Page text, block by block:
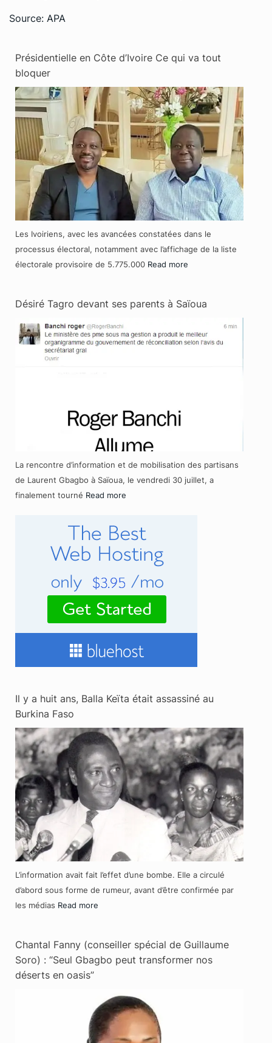
Source: APA
Présidentielle en Côte d’Ivoire Ce qui va tout
bloquer
Les Ivoiriens, avec les avancées constatées dans le
processus électoral, notamment avec l’affichage de la liste
électorale provisoire de 5.775.000 Read more
Désiré Tagro devant ses parents à Saïoua
La rencontre d’information et de mobilisation des partisans
de Laurent Gbagbo à Saïoua, le vendredi 30 juillet, a
finalement tourné Read more
Il y a huit ans, Balla Keïta était assassiné au
Burkina Faso
L’information avait fait l’effet d’une bombe. Elle a circulé
d’abord sous forme de rumeur, avant d’être confirmée par
les médias Read more
Chantal Fanny (conseiller spécial de Guillaume
Soro) : “Seul Gbagbo peut transformer nos
déserts en oasis”